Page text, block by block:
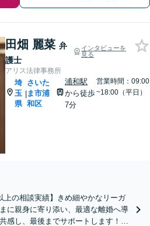
田畑 麗菜 弁
護士
インタビューを
見る
アリス法律事務所
埼
玉
県
|
さいた
ま市浦
和区
浦和駅
から徒歩
7分
営業時間：09:00
~18:00（平日）
上の相談実績】きめ細やかなリーガ
に親身に寄り添い、最適な離婚へ導
感し、最後までサポートします！財